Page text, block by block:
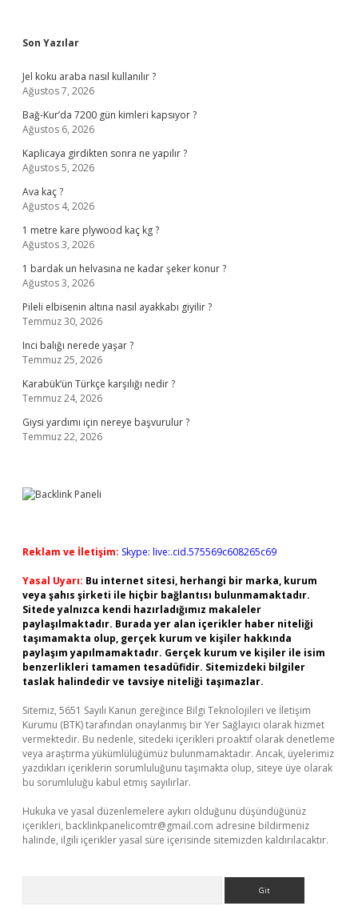
Sidebar
Son Yazılar
Jel koku araba nasıl kullanılır ?
Ağustos 7, 2026
Bağ-Kur’da 7200 gün kimleri kapsıyor ?
Ağustos 6, 2026
Kaplicaya girdikten sonra ne yapılır ?
Ağustos 5, 2026
Ava kaç ?
Ağustos 4, 2026
1 metre kare plywood kaç kg ?
Ağustos 3, 2026
1 bardak un helvasına ne kadar şeker konur ?
Ağustos 3, 2026
Pileli elbisenin altına nasıl ayakkabı giyilir ?
Temmuz 30, 2026
Inci balığı nerede yaşar ?
Temmuz 25, 2026
Karabük’ün Türkçe karşılığı nedir ?
Temmuz 24, 2026
Giysi yardımı için nereye başvurulur ?
Temmuz 22, 2026
Reklam ve İletişim: Skype: live:.cid.575569c608265c69
Yasal Uyarı: Bu internet sitesi, herhangi bir marka, kurum
veya şahıs şirketi ile hiçbir bağlantısı bulunmamaktadır.
Sitede yalnızca kendi hazırladığımız makaleler
paylaşılmaktadır. Burada yer alan içerikler haber niteliği
taşımamakta olup, gerçek kurum ve kişiler hakkında
paylaşım yapılmamaktadır. Gerçek kurum ve kişiler ile isim
benzerlikleri tamamen tesadüfidir. Sitemizdeki bilgiler
taslak halindedir ve tavsiye niteliği taşımazlar.
Sitemiz, 5651 Sayılı Kanun gereğince Bilgi Teknolojileri ve İletişim
Kurumu (BTK) tarafından onaylanmış bir Yer Sağlayıcı olarak hizmet
vermektedir. Bu nedenle, sitedeki içerikleri proaktif olarak denetleme
veya araştırma yükümlülüğümüz bulunmamaktadır. Ancak, üyelerimiz
yazdıkları içeriklerin sorumluluğunu taşımakta olup, siteye üye olarak
bu sorumluluğu kabul etmiş sayılırlar.
Hukuka ve yasal düzenlemelere aykırı olduğunu düşündüğünüz
içerikleri, backlinkpanelicomtr@gmail.com adresine bildirmeniz
halinde, ilgili içerikler yasal süre içerisinde sitemizden kaldırılacaktır.